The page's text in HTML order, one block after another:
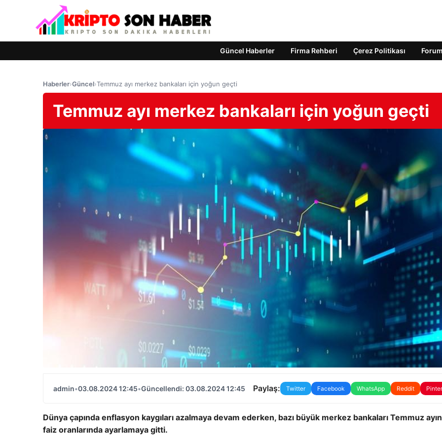
Güncel Haberler Firma Rehberi Çerez Politikası Forum
Haberler›Güncel›Temmuz ayı merkez bankaları için yoğun geçti
Temmuz ayı merkez bankaları için yoğun geçti
admin•03.08.2024 12:45•Güncellendi: 03.08.2024 12:45 Paylaş: Twitter Facebook WhatsApp Reddit
Dünya çapında enflasyon kaygıları azalmaya devam ederken, bazı büyük merkez bankaları Temmuz
faiz oranlarında ayarlamaya gitti.